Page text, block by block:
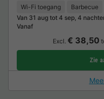
Wi-Fi toegang Barbecue
Van 31 aug tot 4 sep, 4
Vanaf
Excl. € 38,50
Zie